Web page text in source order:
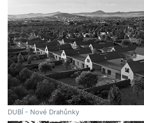
DUBÍ - Nové Drahůnky